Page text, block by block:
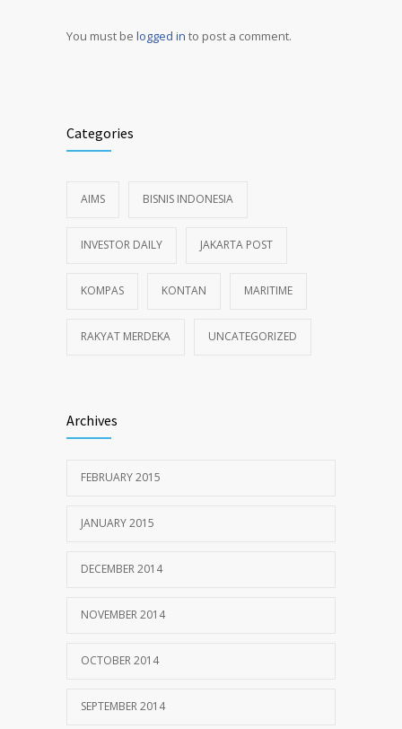
You must be logged in to post a comment.
Categories
AIMS BISNIS INDONESIA
INVESTOR DAILY JAKARTA POST
KOMPAS KONTAN MARITIME
RAKYAT MERDEKA UNCATEGORIZED
Archives
FEBRUARY 2015
JANUARY 2015
DECEMBER 2014
NOVEMBER 2014
OCTOBER 2014
SEPTEMBER 2014